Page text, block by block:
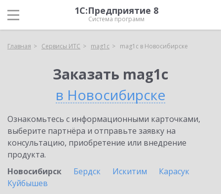
1С:Предприятие 8
Система программ
Главная Сервисы ИТС mag1c mag1c в Новосибирске
Заказать mag1c
в Новосибирске
Ознакомьтесь с информационными карточками,
выберите партнёра и отправьте заявку на
консультацию, приобретение или внедрение
продукта.
Новосибирск
Бердск Искитим
Карасук
Куйбышев